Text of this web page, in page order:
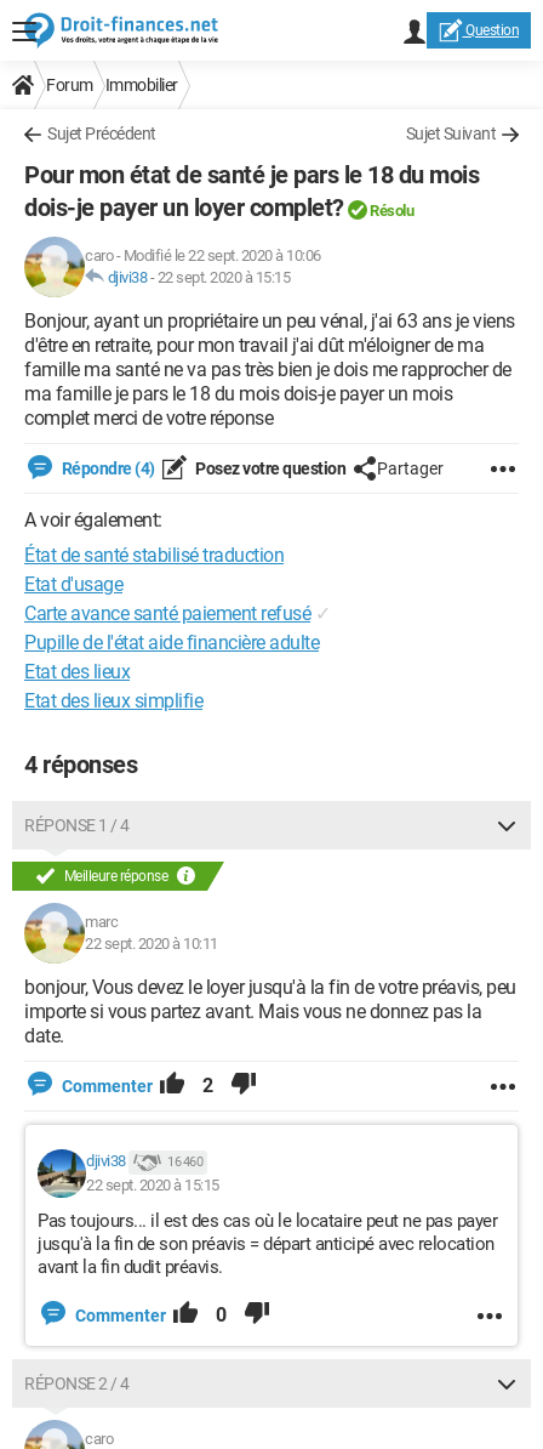
Question
Forum Immobilier
Sujet Précédent Sujet Suivant
Pour mon état de santé je pars le 18 du mois
dois-je payer un loyer complet?
Résolu
caro- Modifié le 22 sept. 2020 à 10:06
djivi38-22 sept. 2020 à 15:15
Bonjour, ayant un propriétaire un peu vénal, j'ai 63 ans je viens
d'être en retraite, pour mon travail j'ai dût m'éloigner de ma
famille ma santé ne va pas très bien je dois me rapprocher de
ma famille je pars le 18 du mois dois-je payer un mois
complet merci de votre réponse
Répondre (4) Posez votre question Partager
A voir également:
État de santé stabilisé traduction
Etat d'usage
Carte avance santé paiement refusé ✓
Pupille de l'état aide financière adulte
Etat des lieux
Etat des lieux simplifie
4 réponses
RÉPONSE 1 / 4
Meilleure réponse
marc
22 sept. 2020 à 10:11
bonjour, Vous devez le loyer jusqu'à la fin de votre préavis, peu
importe si vous partez avant. Mais vous ne donnez pas la
date.
Commenter 2
djivi38 16 460
22 sept. 2020 à 15:15
Pas toujours... il est des cas où le locataire peut ne pas payer
jusqu'à la fin de son préavis = départ anticipé avec relocation
avant la fin dudit préavis.
Commenter 0
RÉPONSE 2 / 4
caro